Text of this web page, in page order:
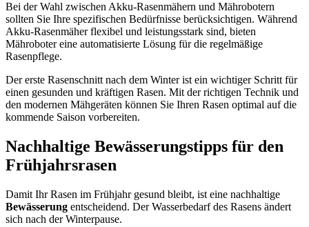
Bei der Wahl zwischen Akku-Rasenmähern und Mährobotern
sollten Sie Ihre spezifischen Bedürfnisse berücksichtigen. Während
Akku-Rasenmäher flexibel und leistungsstark sind, bieten
Mähroboter eine automatisierte Lösung für die regelmäßige
Rasenpflege.
Der erste Rasenschnitt nach dem Winter ist ein wichtiger Schritt für
einen gesunden und kräftigen Rasen. Mit der richtigen Technik und
den modernen Mähgeräten können Sie Ihren Rasen optimal auf die
kommende Saison vorbereiten.
Nachhaltige Bewässerungstipps für den
Frühjahrsrasen
Damit Ihr Rasen im Frühjahr gesund bleibt, ist eine nachhaltige
Bewässerung entscheidend. Der Wasserbedarf des Rasens ändert
sich nach der Winterpause.